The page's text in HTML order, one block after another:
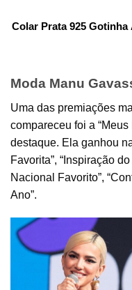
Colar Prata 925
Moda Manu
Uma das premiações
compareceu foi a
destaque. Ela ganhou
Favorita”, “Inspiração
Nacional Favorito”,
Ano”.